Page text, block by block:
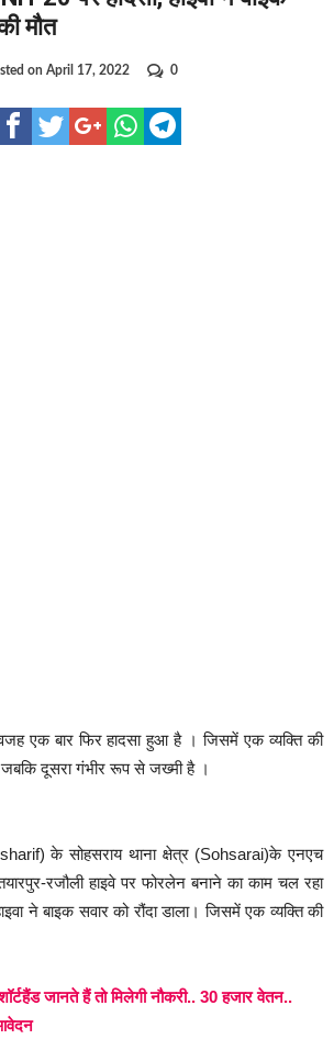
एक्शन.. दो-दो अफसर घूस लेते गिरफ्तार
लेन की मंजूरी.. जानिए किन-किन जिलों से
की शादी फिक्स, गर्लफ्रेंड से होगी शादी.. ईशान
खुशखबरी.. बिहटा से भी बड़ा बनेगा एयरपोर्ट ..
मौत
on April 17, 2022 0
एक बार फिर हादसा हुआ है । जिसमें एक व्यक्ति की
जबकि दूसरा गंभीर रूप से जख्मी है ।
के सोहसराय थाना क्षेत्र (Sohsarai)के एनएच
रजौली हाइवे पर फोरलेन बनाने का काम चल रहा
ने बाइक सवार को रौंदा डाला। जिसमें एक व्यक्ति की
जानते हैं तो मिलेगी नौकरी.. 30 हजार वेतन..